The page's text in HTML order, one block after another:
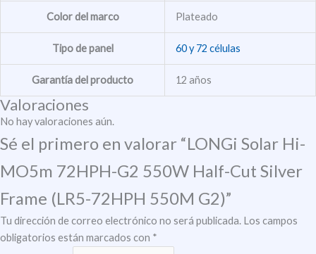
Color del marco Plateado
Tipo de panel 60 y 72 células
Garantía del producto 12 años
Valoraciones
No hay valoraciones aún.
Sé el primero en valorar “LONGi Solar Hi-
MO5m 72HPH-G2 550W Half-Cut Silver
Frame (LR5-72HPH 550M G2)”
Tu dirección de correo electrónico no será publicada. Los campos
obligatorios están marcados con *